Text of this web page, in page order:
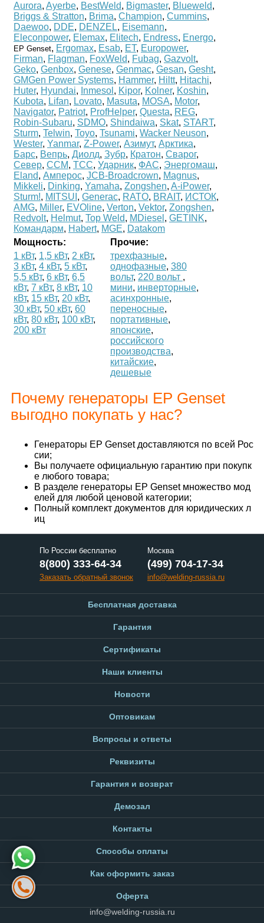
Aurora, Ayerbe, BestWeld, Bigmaster, Blueweld,
Briggs & Stratton, Brima, Champion, Cummins,
Daewoo, DDE, DENZEL, Eisemann,
Eleconpower, Elemax, Elitech, Endress, Energo,
EP Genset, Ergomax, Esab, ET, Europower,
Firman, Flagman, FoxWeld, Fubag, Gazvolt,
Geko, Genbox, Genese, Genmac, Gesan, Gesht,
GMGen Power Systems, Hammer, Hiltt, Hitachi,
Huter, Hyundai, Inmesol , Kipor, Kolner, Koshin,
Kubota, Lifan, Lovato, Masuta, MOSA, Motor,
Navigator, Patriot, ProfHelper, Questa, REG,
Robin-Subaru, SDMO, Shindaiwa, Skat, START,
Sturm, Telwin, Toyo, Tsunami, Wacker Neuson,
Wester, Yanmar, Z-Power, Азимут, Арктика,
Барс, Вепрь, Диолд, Зубр, Кратон, Сварог,
Север, ССМ, ТСС, Ударник, ФАС, Энергомаш,
Eland, Амперос, JCB-Broadcrown, Magnus,
Mikkeli, Dinking, Yamaha, Zongshen, A-iPower,
Sturm!, MITSUI , Generac, RATO, BRAIT, ИСТОК,
AMG, Miller, EVOline, Verton, Vektor, Zongshen,
Redvolt, Helmut, Top Weld, MDiesel , GETINK,
Командарм, Habert, MGE, Datakom
Мощность:
1 кВт, 1,5 кВт, 2 кВт,
3 кВт, 4 кВт, 5 кВт,
5,5 кВт, 6 кВт, 6,5
кВт, 7 кВт, 8 кВт, 10
кВт, 15 кВт, 20 кВт,
30 кВт, 50 кВт, 60
кВт, 80 кВт, 100 кВт,
200 кВт
Прочие:
трехфазные,
однофазные, 380
вольт, 220 вольт ,
мини, инверторные,
асинхронные,
переносные,
портативные,
японские,
российского
производства,
китайские,
дешевые
Почему генераторы EP Genset
выгодно покупать у нас?
Генераторы EP Genset доставляются по всей Рос
сии;
Вы получаете официальную гарантию при покупк
е любого товара;
В разделе генераторы EP Genset множество мод
елей для любой ценовой категории;
Полный комплект документов для юридических л
иц
По России бесплатно
8(800) 333-64-34
Заказать обратный звонок
Москва
(499) 704-17-34
info@welding-russia.ru
Бесплатная доставка
Гарантия
Сертификаты
Наши клиенты
Новости
Оптовикам
Вопросы и ответы
Реквизиты
Гарантия и возврат
Демозал
Контакты
Способы оплаты
Как оформить заказ
Оферта
info@welding-russia.ru